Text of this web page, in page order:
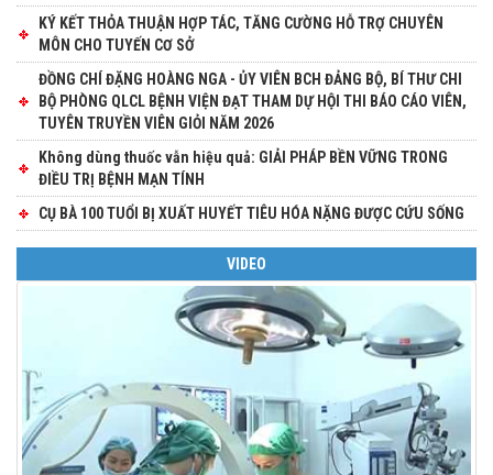
KÝ KẾT THỎA THUẬN HỢP TÁC, TĂNG CƯỜNG HỖ TRỢ CHUYÊN
MÔN CHO TUYẾN CƠ SỞ
ĐỒNG CHÍ ĐẶNG HOÀNG NGA - ỦY VIÊN BCH ĐẢNG BỘ, BÍ THƯ CHI
BỘ PHÒNG QLCL BỆNH VIỆN ĐẠT THAM DỰ HỘI THI BÁO CÁO VIÊN,
TUYÊN TRUYỀN VIÊN GIỎI NĂM 2026
Không dùng thuốc vẫn hiệu quả: GIẢI PHÁP BỀN VỮNG TRONG
ĐIỀU TRỊ BỆNH MẠN TÍNH
CỤ BÀ 100 TUỔI BỊ XUẤT HUYẾT TIÊU HÓA NẶNG ĐƯỢC CỨU SỐNG
VIDEO